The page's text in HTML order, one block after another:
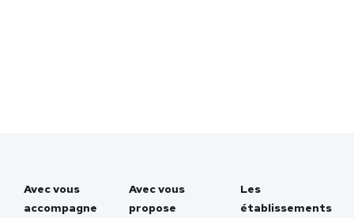
Avec vous
accompagne
Avec vous
propose
Les
établissements